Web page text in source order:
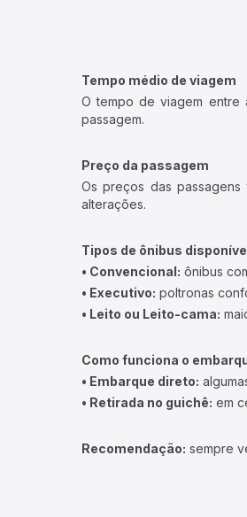
Tempo médio de viagem
O tempo de viagem entre
passagem.
Preço da passagem
Os preços das
alterações.
Tipos de ônibus
• Convencional: ônibus
• Executivo: poltronas
• Leito ou Leito-cama:
Como funciona o
• Embarque direto:
• Retirada no guichê: em
Recomendação: sempre